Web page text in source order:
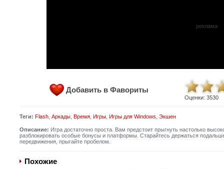
реклама
Добавить в Фавориты
Оценки: 3530
Теги: Flash, Аркады, Время, Игры, Игры для Windows Экшен
Описание: Игра достаточно проста. Вам предстоит прыгнуть настолько
разблокировать особые бонусы и платформы. Старайтесь держаться
передвижения, прыгайте пробелом.
Похожие